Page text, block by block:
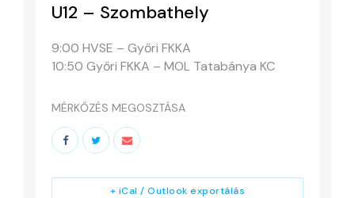
U12 – Szombathely
9:00 HVSE – Győri FKKA
10:50 Győri FKKA – MOL Tatabánya KC
MÉRKŐZÉS MEGOSZTÁSA
+ iCal / Outlook exportálás